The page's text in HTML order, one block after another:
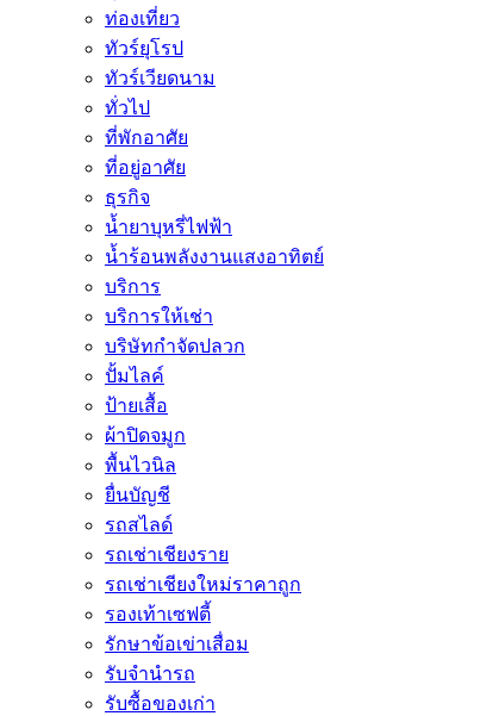
ท่องเที่ยว
ทัวร์ยุโรป
ทัวร์เวียดนาม
ทั่วไป
ที่พักอาศัย
ที่อยู่อาศัย
ธุรกิจ
น้ำยาบุหรี่ไฟฟ้า
น้ำร้อนพลังงานแสงอาทิตย์
บริการ
บริการให้เช่า
บริษัทกำจัดปลวก
ปั้มไลค์
ป้ายเสื้อ
ผ้าปิดจมูก
พื้นไวนิล
ยื่นบัญชี
รถสไลด์
รถเช่าเชียงราย
รถเช่าเชียงใหม่ราคาถูก
รองเท้าเซฟตี้
รักษาข้อเข่าเสื่อม
รับจำนำรถ
รับซื้อของเก่า